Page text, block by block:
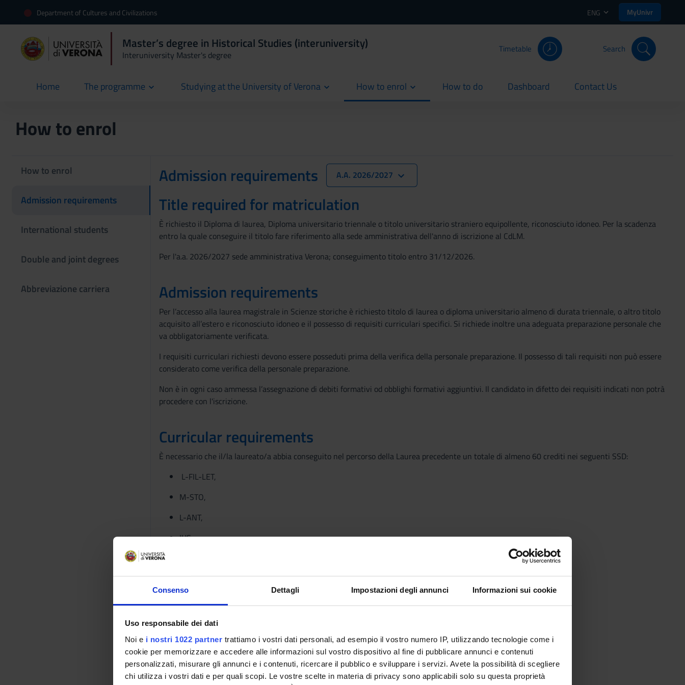
Consenso Dettagli Impostazioni degli annunci Informazioni sui cookie
Uso responsabile dei dati
Noi e i nostri 1022 partner trattiamo i vostri dati personali, ad esempio il vostro numero IP, utilizzando tecnologie come i
cookie per memorizzare e accedere alle informazioni sul vostro dispositivo al fine di pubblicare annunci e contenuti
personalizzati, misurare gli annunci e i contenuti, ricercare il pubblico e sviluppare i servizi. Avete la possibilità di scegliere
chi utilizza i vostri dati e per quali scopi. Le vostre scelte in materia di privacy sono applicabili solo su questa proprietà
Department of Cultures and Civilizations ENG MyUnivr
Master’s degree in Historical Studies (interuniversity)
Interuniversity Master's degree
Timetable Search
Home
current The programme Studying at the University of Verona How to enrol How to do
current Dashboard
current Contact Us
current
How to enrol
How to enrol
Admission requirements
International students
Double and joint degrees
Abbreviazione carriera
Admission requirements A.A. 2026/2027
Title required for matriculation
È richiesto il Diploma di laurea, Diploma universitario triennale o titolo universitario straniero equipollente, riconosciuto idoneo. Per la scadenza
entro la quale conseguire il titolo fare riferimento alla sede amministrativa dell'anno di iscrizione al CdLM.
Per l'a.a. 2026/2027 sede amministrativa Verona; conseguimento titolo entro 31/12/2026.
Admission requirements
Per l’accesso alla laurea magistrale in Scienze storiche è richiesto titolo di laurea o diploma universitario almeno di durata triennale, o altro titolo
acquisito all’estero e riconosciuto idoneo e il possesso di requisiti curriculari specifici. Si richiede inoltre una adeguata preparazione personale che
va obbligatoriamente verificata.
I requisiti curriculari richiesti devono essere posseduti prima della verifica della personale preparazione. Il possesso di tali requisiti non può essere
considerato come verifica della personale preparazione.
Non è in ogni caso ammessa l’assegnazione di debiti formativi od obblighi formativi aggiuntivi. Il candidato in difetto dei requisiti indicati non potrà
procedere con l'iscrizione.
Curricular requirements
È necessario che il/la laureato/a abbia conseguito nel percorso della Laurea precedente un totale di almeno 60 crediti nei seguenti SSD:
L-FIL-LET,
M-STO,
L-ANT,
IUS,
SECS-S/01, SECS-S/03, SECS-S/04, SECS-S/05,
M-GGR/01, M-GGR/02,
L-ART/01, L-ART/02, L-ART/03, L-ART/04,
M-DEA/01,
M-FIL/06, M-FIL/08,